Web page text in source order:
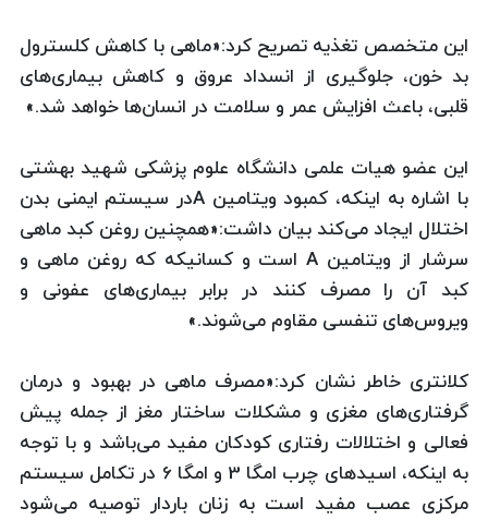
این متخصص تغذیه تصریح کرد:«ماهی با کاهش کلسترول
بد خون، جلوگیری از انسداد عروق و کاهش بیماری‌های
قلبی، باعث افزایش عمر و سلامت در انسان‌ها خواهد شد.»
این عضو هیات علمی دانشگاه علوم پزشکی شهید بهشتی
با اشاره به اینکه، کمبود ویتامین Aدر سیستم ایمنی بدن
اختلال ایجاد می‌کند بیان داشت:«همچنین روغن کبد ماهی
سرشار از ویتامین A است و کسانیکه که روغن ماهی و
کبد آن را مصرف کنند در برابر بیماری‌های عفونی و
ویروس‌های تنفسی مقاوم می‌شوند.»
کلانتری خاطر نشان کرد:«مصرف ماهی در بهبود و درمان
گرفتاری‌های مغزی و مشکلات ساختار مغز از جمله پیش
فعالی و اختلالات رفتاری کودکان مفید می‌باشد و با توجه
به اینکه، اسیدهای چرب امگا 3 و امگا 6 در تکامل سیستم
مرکزی عصب مفید است به زنان باردار توصیه می‌شود